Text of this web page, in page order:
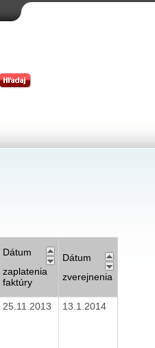
Dátum
zaplatenia
faktúry
Dátum
zverejnenia
25.11.2013 13.1.2014